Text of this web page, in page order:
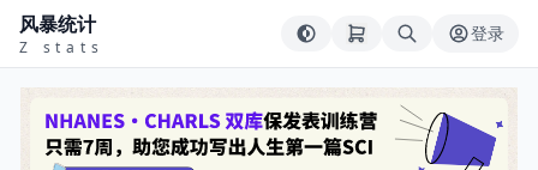
风暴统计
Z stats
登录